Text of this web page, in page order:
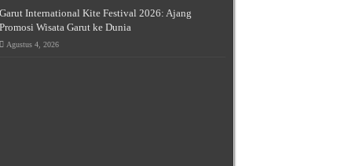
Garut International Kite Festival 2026: Ajang
Promosi Wisata Garut ke Dunia
Agustus 4, 2026